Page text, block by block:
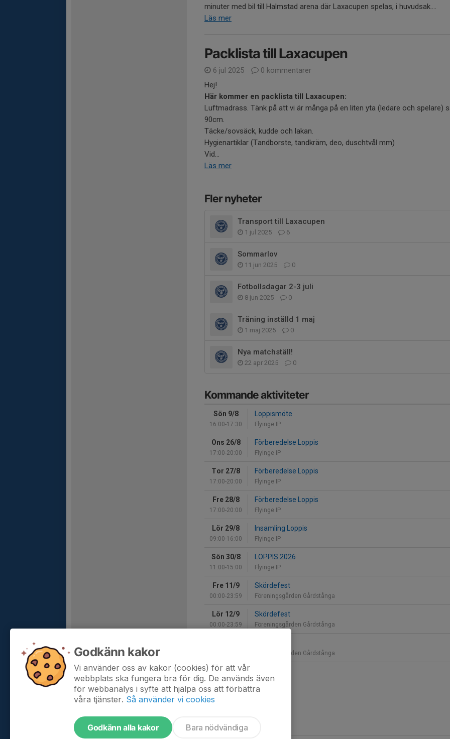
minuter med bil till Halmstad arena där Laxacupen spelas, i huvudsak....
Läs mer
Packlista till Laxacupen
6 jul 2025
0 kommentarer
Hej!
Här kommer en packlista till Laxacupen:
Luftmadrass. Tänk på att vi är många på en liten yta (ledare och spelare)
90cm.
Täcke/sovsäck, kudde och lakan.
Hygienartiklar (Tandborste, tandkräm, deo, duschtvål mm)
Vid...
Läs mer
Fler nyheter
Transport till Laxacupen
1 jul 2025 6
Sommarlov
11 jun 2025 0
Fotbollsdagar 2-3 juli
8 jun 2025 0
Träning inställd 1 maj
1 maj 2025 0
Nya matchställ!
22 apr 2025 0
Kommande aktiviteter
Sön 9/8
16:00-17:30
Loppismöte
Flyinge IP
Ons 26/8
17:00-20:00
Förberedelse Loppis
Flyinge IP
Tor 27/8
17:00-20:00
Förberedelse Loppis
Flyinge IP
Fre 28/8
17:00-20:00
Förberedelse Loppis
Flyinge IP
Lör 29/8
09:00-16:00
Insamling Loppis
Flyinge IP
Sön 30/8
11:00-15:00
LOPPIS 2026
Flyinge IP
Fre 11/9
00:00-23:59
Skördefest
Föreningsgården Gårdstånga
Lör 12/9
00:00-23:59
Skördefest
Föreningsgården Gårdstånga
Föreningsgården Gårdstånga
Hela kalendern
Godkänn kakor
Vi använder oss av kakor (cookies) för att vår
webbplats ska fungera bra för dig. De används även
för webbanalys i syfte att hjälpa oss att förbättra
våra tjänster. Så använder vi cookies
Godkänn alla kakor Bara nödvändiga